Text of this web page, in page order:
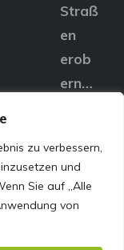
zu verbessern,
und
Sie auf „Alle
von
Straß
en
erob
ern…